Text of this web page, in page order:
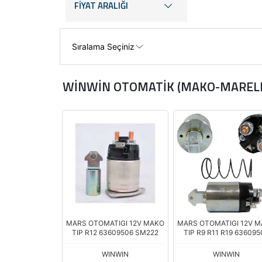
FİYAT ARALIĞI
WİNWİN OTOMATİK (MAKO-
MARS OTOMATIGI 12V MAKO
TIP R12 63609506 SM222
WINWIN
MARS OTOMATIGI 12V
TIP R9 R11 R19
WINWIN